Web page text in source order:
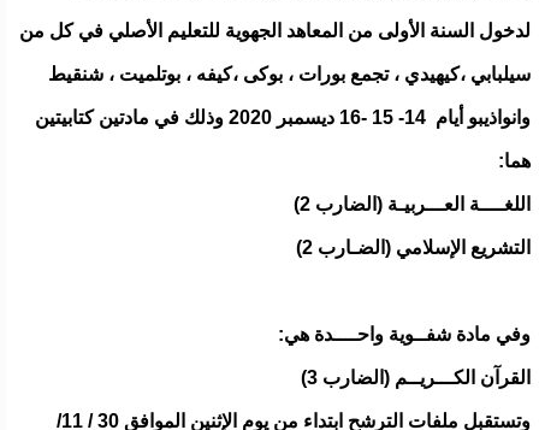
لدخول السنة الأولى من المعاهد الجهوية للتعليم الأصلي في كل من
سيلبابي ،كيهيدي ، تجمع بورات ، بوكى ،كيفه ، بوتلميت ، شنقيط
وانواذيبو أيام 14- 15 -16 ديسمبر 2020 وذلك في مادتين كتابيتين
هما:
اللغــــة العـــربيـة (الضارب 2)
التشريع الإسلامي (الضـارب 2)
وفي مادة شفــوية واحــــدة هي:
القرآن الكـــريــم (الضارب 3)
وتستقبل ملفات الترشح ابتداء من يوم الإثنين الموافق 30 / 11/